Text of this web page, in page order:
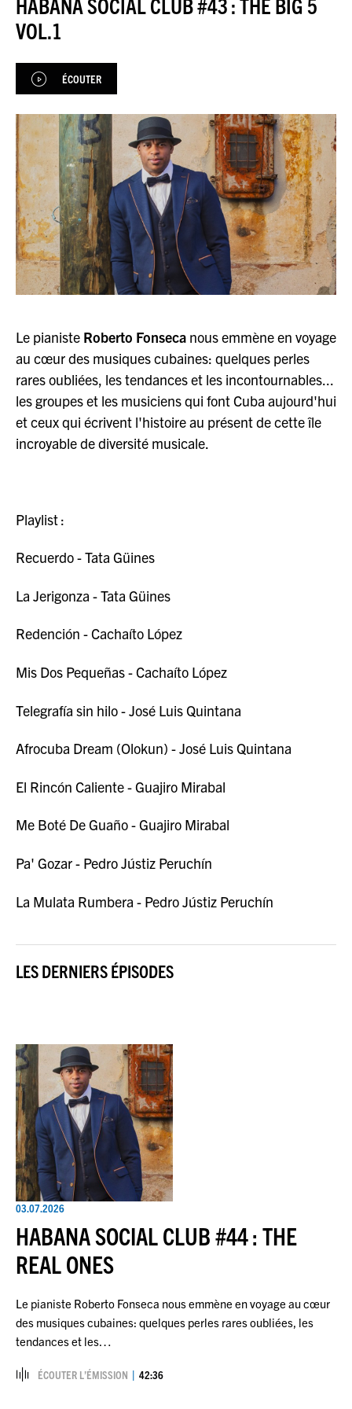
JAZZENDA
ESPACEPREMIUM
VOL.1
ÉCOUTER
Le pianiste Roberto Fonseca nous emmène en voyage
au cœur des musiques cubaines: quelques perles
rares oubliées, les tendances et les incontournables...
les groupes et les musiciens qui font Cuba aujourd'hui
et ceux qui écrivent l'histoire au présent de cette île
incroyable de diversité musicale.
Playlist :
Recuerdo - Tata Güines
La Jerigonza - Tata Güines
Redención - Cachaíto López
Mis Dos Pequeñas - Cachaíto López
Telegrafía sin hilo - José Luis Quintana
Afrocuba Dream (Olokun) - José Luis Quintana
El Rincón Caliente - Guajiro Mirabal
Me Boté De Guaño - Guajiro Mirabal
Pa' Gozar - Pedro Jústiz Peruchín
La Mulata Rumbera - Pedro Jústiz Peruchín
LES DERNIERS ÉPISODES
03.07.2026
HABANA SOCIAL CLUB #44 : THE
REAL ONES
Le pianiste Roberto Fonseca nous emmène en voyage au cœur
des musiques cubaines: quelques perles rares oubliées, les
tendances et les…
ÉCOUTER L’ÉMISSION 42:36